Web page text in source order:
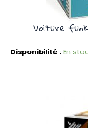
Voiture
Disponibilité : En